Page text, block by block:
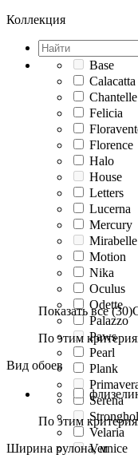
Коллекция
Base
Calacatta
Chantelle
Felicia
Florence
Halo
House
Letters
Lucerna
Mercury
Mirabelle
Motion
Nika
Oculus
Odette
Palazzo
Paws
Pearl
Plank
Serena
Velaria
Vernice
Показать все (30)
По этим
Вид обоев
По этим
Ширина рулона, м